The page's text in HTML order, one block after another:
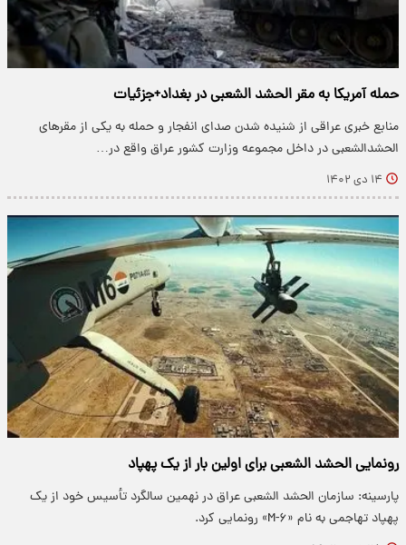
حمله آمریکا به مقر الحشد الشعبی در بغداد+جزئیات
منابع خبری عراقی از شنیده شدن صدای انفجار و حمله به یکی از مقرهای
الحشدالشعبی در داخل مجموعه وزارت کشور عراق واقع در…
۱۴ دی ۱۴۰۲
رونمایی الحشد الشعبی برای اولین بار از یک پهپاد
پارسینه: سازمان الحشد الشعبی عراق در نهمین سالگرد تأسیس خود از یک
پهپاد تهاجمی به نام «M-۶» رونمایی کرد.